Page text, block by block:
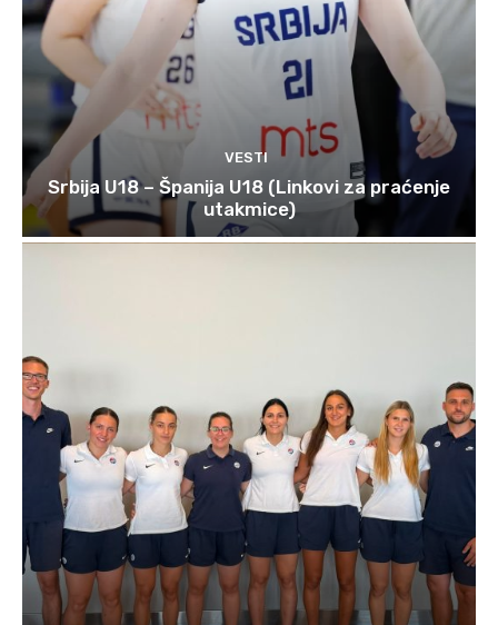
VESTI
Srbija U18 – Španija U18 (Linkovi za praćenje
utakmice)